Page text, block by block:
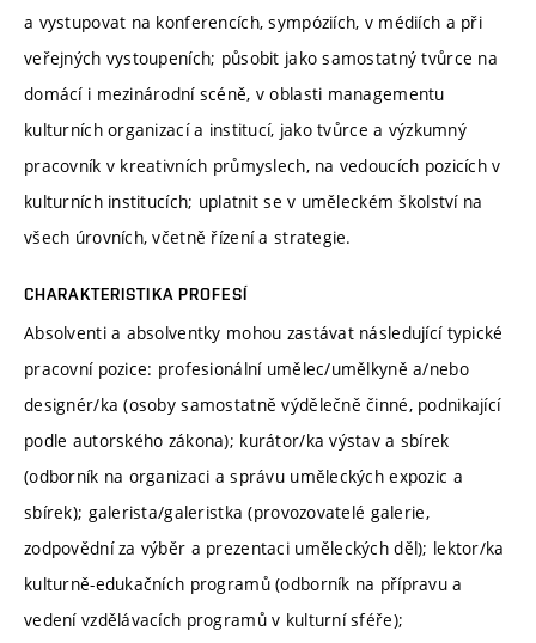
a vystupovat na konferencích, sympóziích, v médiích a při
veřejných vystoupeních; působit jako samostatný tvůrce na
domácí i mezinárodní scéně, v oblasti managementu
kulturních organizací a institucí, jako tvůrce a výzkumný
pracovník v kreativních průmyslech, na vedoucích pozicích v
kulturních institucích; uplatnit se v uměleckém školství na
všech úrovních, včetně řízení a strategie.
CHARAKTERISTIKA PROFESÍ
Absolventi a absolventky mohou zastávat následující typické
pracovní pozice: profesionální umělec/umělkyně a/nebo
designér/ka (osoby samostatně výdělečně činné, podnikající
podle autorského zákona); kurátor/ka výstav a sbírek
(odborník na organizaci a správu uměleckých expozic a
sbírek); galerista/galeristka (provozovatelé galerie,
zodpovědní za výběr a prezentaci uměleckých děl); lektor/ka
kulturně-edukačních programů (odborník na přípravu a
vedení vzdělávacích programů v kulturní sféře);